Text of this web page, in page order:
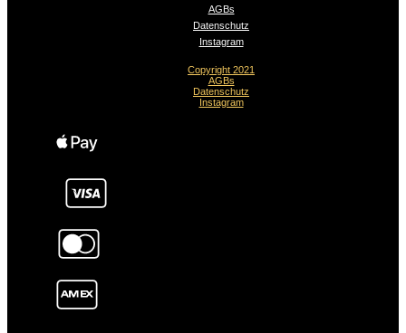
AGBs
Datenschutz
Instagram
Copyright 2021
AGBs
Datenschutz
Instagram